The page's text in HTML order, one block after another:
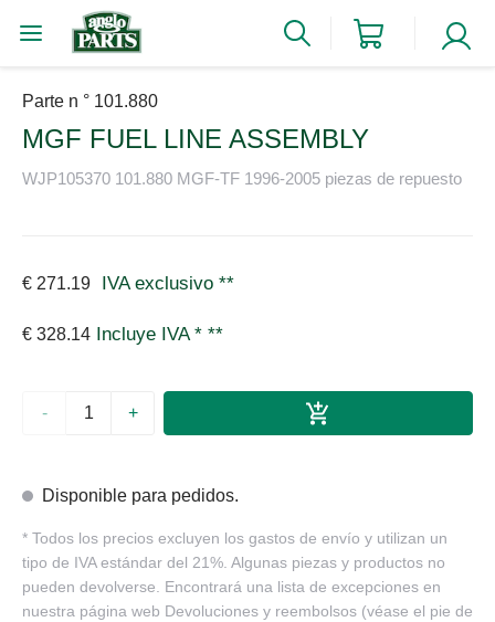
Parte n ° 101.880
MGF FUEL LINE ASSEMBLY
WJP105370 101.880 MGF-TF 1996-2005 piezas de repuesto
€ 271.19 IVA exclusivo **
€ 328.14 Incluye IVA * **
- +
Disponible para pedidos.
* Todos los precios excluyen los gastos de envío y utilizan un
tipo de IVA estándar del 21%. Algunas piezas y productos no
pueden devolverse. Encontrará una lista de excepciones en
nuestra página web Devoluciones y reembolsos (véase el pie de